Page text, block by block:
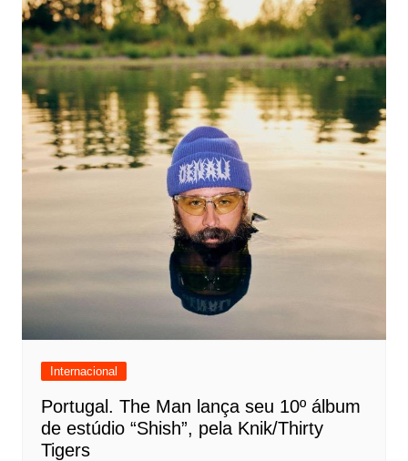
Internacional
Portugal. The Man lança seu 10º álbum
de estúdio “Shish”, pela Knik/Thirty
Tigers